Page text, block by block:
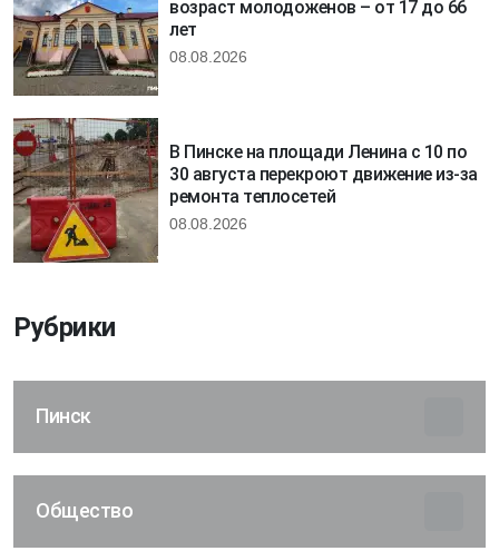
возраст молодоженов – от 17 до 66
лет
08.08.2026
В Пинске на площади Ленина с 10 по
30 августа перекроют движение из-за
ремонта теплосетей
08.08.2026
Рубрики
Пинск
Общество